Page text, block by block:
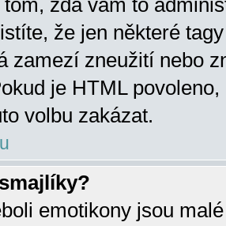
zda vám to
že jen některé
zamezí zneužití nebo
je HTML
volbu zakázat.
emotikony jsou